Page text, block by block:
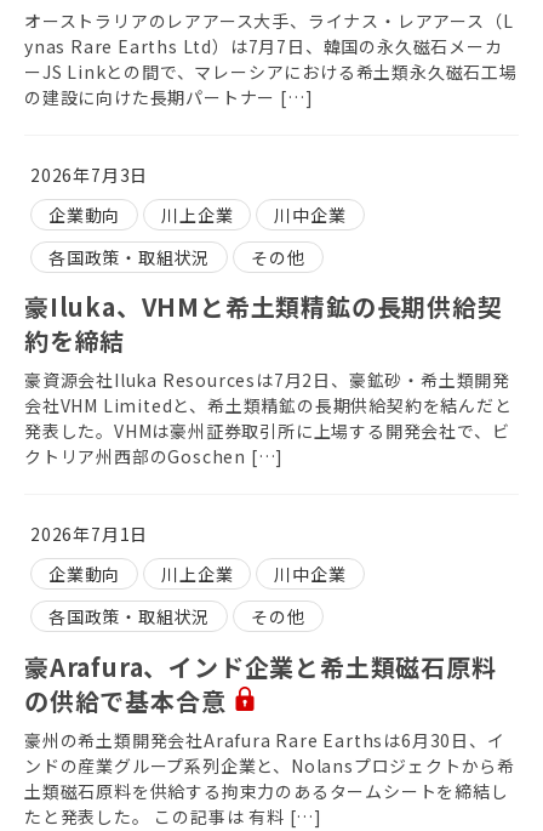
オーストラリアのレアアース大手、ライナス・レアアース（L
ynas Rare Earths Ltd）は7月7日、韓国の永久磁石メーカ
ーJS Linkとの間で、マレーシアにおける希土類永久磁石工場
の建設に向けた長期パートナー […]
2026年7月3日
企業動向
川上企業
川中企業
各国政策・取組状況
その他
豪Iluka、VHMと希土類精鉱の長期供給契
約を締結
豪資源会社Iluka Resourcesは7月2日、豪鉱砂・希土類開発
会社VHM Limitedと、希土類精鉱の長期供給契約を結んだと
発表した。VHMは豪州証券取引所に上場する開発会社で、ビ
クトリア州西部のGoschen […]
2026年7月1日
企業動向
川上企業
川中企業
各国政策・取組状況
その他
豪Arafura、インド企業と希土類磁石原料
の供給で基本合意
豪州の希土類開発会社Arafura Rare Earthsは6月30日、イ
ンドの産業グループ系列企業と、Nolansプロジェクトから希
土類磁石原料を供給する拘束力のあるタームシートを締結し
たと発表した。 この記事は 有料 […]